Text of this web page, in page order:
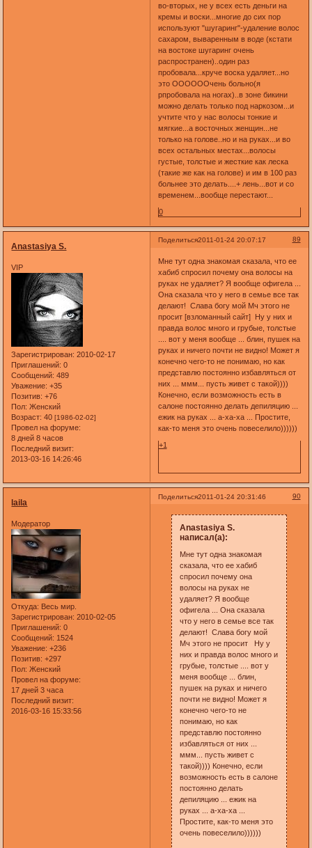
во-вторых, не у всех есть деньги на
кремы и воски...многие до сих пор
используют "шугаринг"-удаление волос
сахаром, вываренным в воде (кстати
на востоке шугаринг очень
распространен)..один раз
пробовала...круче воска удаляет...но
это ООООООчень больно(я
рпробовала на ногах)..в зоне бикини
можно делать только под наркозом...и
учтите что у нас волосы тонкие и
мягкие...а восточных женщин...не
только на голове..но и на руках...и во
всех остальных местах...волосы
густые, толстые и жесткие как леска
(такие же как на голове) и им в 100 раз
больнее это делать....+ лень...вот и со
временем...вообще перестают...
0
Поделиться 89
2011-01-24 20:07:17
Anastasiya S.
VIP
Зарегистрирован: 2010-02-17
Приглашений: 0
Сообщений: 489
Уважение: +35
Позитив: +76
Пол: Женский
Возраст: 40[1986-02-02]
Провел на форуме:
8 дней 8 часов
Последний визит:
2013-03-16 14:26:46
Мне тут одна знакомая сказала, что ее
хабиб спросил почему она волосы на
руках не удаляет? Я вообще офигела ...
Она сказала что у него в семье все так
делают! Слава богу мой Мч этого не
просит [взломанный сайт] Ну у них и
правда волос много и грубые, толстые
.... вот у меня вообще ... блин, пушек на
руках и ничего почти не видно! Может я
конечно чего-то не понимаю, но как
представлю постоянно избавляться от
них ... ммм... пусть живет с такой))))
Конечно, если возможность есть в
салоне постоянно делать депиляцию ...
ежик на руках ... а-ха-ха ... Простите,
как-то меня это очень повеселило))))))
+1
Поделиться 90
2011-01-24 20:31:46
laila
Модератор
Откуда: Весь мир.
Зарегистрирован: 2010-02-05
Приглашений: 0
Сообщений: 1524
Уважение: +236
Позитив: +297
Пол: Женский
Провел на форуме:
17 дней 3 часа
Последний визит:
2016-03-16 15:33:56
Anastasiya S.
написал(а):
Мне тут одна знакомая
сказала, что ее хабиб
спросил почему она
волосы на руках не
удаляет? Я вообще
офигела ... Она сказала
что у него в семье все так
делают! Слава богу мой
Мч этого не просит Ну у
них и правда волос много и
грубые, толстые .... вот у
меня вообще ... блин,
пушек на руках и ничего
почти не видно! Может я
конечно чего-то не
понимаю, но как
представлю постоянно
избавляться от них ...
ммм... пусть живет с
такой)))) Конечно, если
возможность есть в салоне
постоянно делать
депиляцию ... ежик на
руках ... а-ха-ха ...
Простите, как-то меня это
очень повеселило))))))